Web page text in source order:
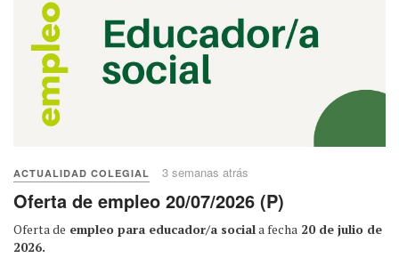
ACTUALIDAD COLEGIAL 3 semanas atrás
Oferta de empleo 20/07/2026 (P)
Oferta de empleo para educador/a sociala fecha 20 de julio de
2026.